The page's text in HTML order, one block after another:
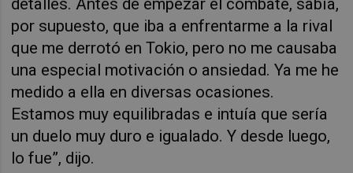
por supuesto, que iba a enfrentarme a la rival
que me derrotó en Tokio, pero no me causaba
una especial motivación o ansiedad. Ya me he
medido a ella en diversas ocasiones.
Estamos muy equilibradas e intuía que sería
un duelo muy duro e igualado. Y desde luego,
lo fue”, dijo.